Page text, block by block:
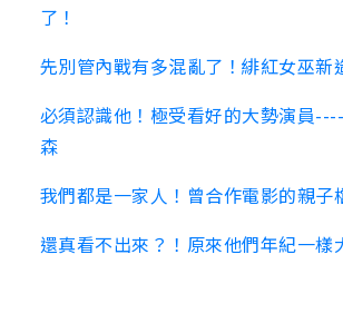
了！
先別管內戰有多混亂了！緋紅女巫新
必須認識他！極受看好的大勢演員
森
我們都是一家人！曾合作電影的親子
還真看不出來？！原來他們年紀一樣